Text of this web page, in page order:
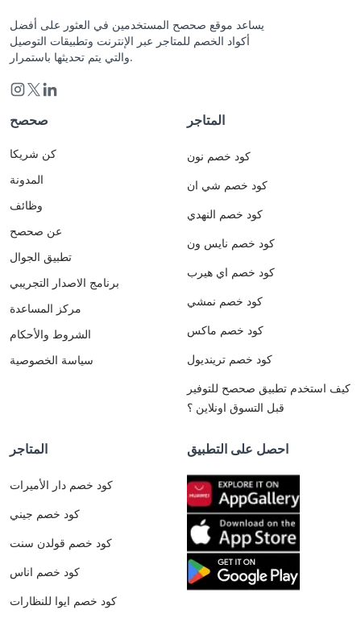
يساعد موقع صحصح المستخدمين في العثور على أفضل
أكواد الخصم للمتاجر عبر الإنترنت وتطبيقات التوصيل
والتي يتم تحديثها باستمرار.
صحصح
كن شريكا
المدونة
وظائف
عن صحصح
تطبيق الجوال
برنامج الاصدار التجريبي
مركز المساعدة
الشروط والأحكام
سياسة الخصوصية
المتاجر
كود خصم نون
كود خصم شي ان
كود خصم النهدي
كود خصم نايس ون
كود خصم اي هيرب
كود خصم نمشي
كود خصم ماكس
كود خصم ترينديول
كيف استخدم تطبيق صحصح للتوفير
قبل التسوق اونلاين ؟
المتاجر
كود خصم دار الأميرات
كود خصم جيني
كود خصم قولدن سنت
كود خصم اناس
كود خصم ايوا للنظارات
احصل على التطبيق